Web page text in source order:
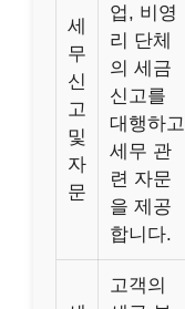
세
무
신
고
및
자
문
업, 비영
리 단체
의 세금
신고를
대행하고
세무 관
련 자문
을 제공
합니다.
고객의